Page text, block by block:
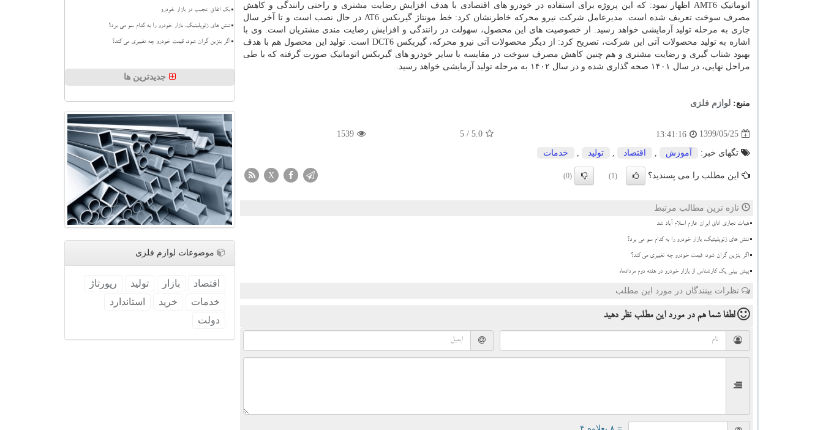
اتوماتیک AMT6 اظهار نمود: که این پروژه برای استفاده در خودرو های اقتصادی با هدف افزایش رضایت مشتری و راحتی رانندگی و کاهش
مصرف سوخت تعریف شده است. مدیرعامل شرکت نیرو محرکه خاطرنشان کرد: خط مونتاژ گیربکس AT6 در حال نصب است و تا آخر سال
جاری به مرحله تولید آزمایشی خواهد رسید. از خصوصیت های این محصول، سهولت در رانندگی و افزایش رضایت مندی مشتریان است. وی با
اشاره به تولید محصولات آتی این شرکت، تصریح کرد: از دیگر محصولات آتی نیرو محرکه، گیربکس DCT6 است. تولید این محصول هم با هدف
بهبود شتاب گیری و رضایت مشتری و هم چنین کاهش مصرف سوخت در مقایسه با سایر خودرو های گیربکس اتوماتیک صورت گرفته که با طی
مراحل نهایی، در سال ۱۴۰۱ صحه گذاری شده و در سال ۱۴۰۲ به مرحله تولید آزمایشی خواهد رسید.
منبع: لوازم فلزی
1399/05/25
13:41:16
5.0
/ 5
1539
تگهای خبر: آموزش اقتصاد تولید خدمات
این مطلب را می پسندید؟ (1)
(0)
X
تازه ترین مطالب مرتبط
هیات تجاری اتاق ایران عازم اسلام آباد شد
تنش های ژئوپلیتیک، بازار خودرو را به کدام سو می برد؟
اگر بنزین گران شود، قیمت خودرو چه تغییری می کند؟
پیش بینی یک کارشناس از بازار خودرو در هفته دوم مردادماه
نظرات بینندگان در مورد این مطلب
لطفا شما همدر مورد این مطلب نظر دهید
بک اتفاق عجیب در بازار خودرو
تنش های ژئوپلیتیک، بازار خودرو را به کدام سو می برد؟
اگر بنزین گران شود، قیمت خودرو چه تغییری می کند؟
جدیدترین ها
موضوعات لوازم فلزی
اقتصاد بازار تولید
رپورتاژ
خدمات
خرید
استاندارد
دولت